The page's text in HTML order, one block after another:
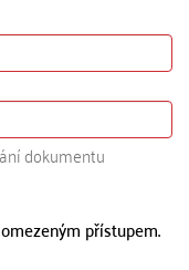
dokumentu
přístupem.